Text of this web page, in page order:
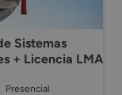
Sistemas
+ Licencia LMA
Presencial